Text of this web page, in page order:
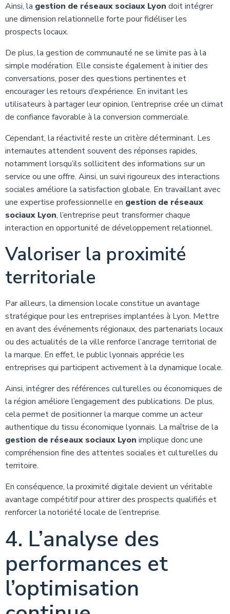
Ainsi, la gestion de réseaux sociaux Lyon doit intégrer
une dimension relationnelle forte pour fidéliser les
prospects locaux.
De plus, la gestion de communauté ne se limite pas à la
simple modération. Elle consiste également à initier des
conversations, poser des questions pertinentes et
encourager les retours d’expérience. En invitant les
utilisateurs à partager leur opinion, l’entreprise crée un climat
de confiance favorable à la conversion commerciale.
Cependant, la réactivité reste un critère déterminant. Les
internautes attendent souvent des réponses rapides,
notamment lorsqu’ils sollicitent des informations sur un
service ou une offre. Ainsi, un suivi rigoureux des interactions
sociales améliore la satisfaction globale. En travaillant avec
une expertise professionnelle en gestion de réseaux
sociaux Lyon, l’entreprise peut transformer chaque
interaction en opportunité de développement relationnel.
Valoriser la proximité
territoriale
Par ailleurs, la dimension locale constitue un avantage
stratégique pour les entreprises implantées à Lyon. Mettre
en avant des événements régionaux, des partenariats locaux
ou des actualités de la ville renforce l’ancrage territorial de
la marque. En effet, le public lyonnais apprécie les
entreprises qui participent activement à la dynamique locale.
Ainsi, intégrer des références culturelles ou économiques de
la région améliore l’engagement des publications. De plus,
cela permet de positionner la marque comme un acteur
authentique du tissu économique lyonnais. La maîtrise de la
gestion de réseaux sociaux Lyon implique donc une
compréhension fine des attentes sociales et culturelles du
territoire.
En conséquence, la proximité digitale devient un véritable
avantage compétitif pour attirer des prospects qualifiés et
renforcer la notoriété locale de l’entreprise.
4. L’analyse des
performances et
l’optimisation